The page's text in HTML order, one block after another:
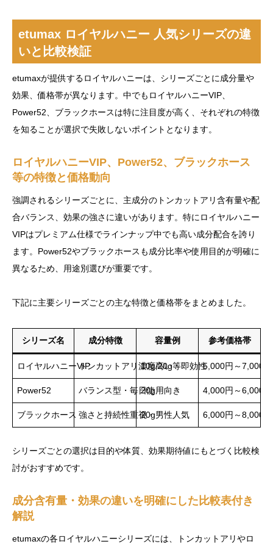
etumax ロイヤルハニー 人気シリーズの違
いと比較検証
etumaxが提供するロイヤルハニーは、シリーズごとに成分量や
効果、価格帯が異なります。中でもロイヤルハニーVIP、
Power52、ブラックホースは特に注目度が高く、それぞれの特徴
を知ることが選択で失敗しないポイントとなります。
ロイヤルハニーVIP、Power52、ブラックホース
等の特徴と価格動向
強調されるシリーズごとに、主成分のトンカットアリ含有量や配
合バランス、効果の強さに違いがあります。特にロイヤルハニー
VIPはプレミアム仕様でラインナップ中でも高い成分配合を誇り
ます。Power52やブラックホースも成分比率や使用目的が明確に
異なるため、用途別選びが重要です。
下記に主要シリーズごとの主な特徴と価格帯をまとめました。
シリーズ名 成分特徴 容量例 参考価格帯
ロイヤルハニーVIPトンカットアリ濃度高い・即効性
10g/20g等 5,000円～7,000円
Power52 バランス型・毎日使用向き
20g 4,000円～6,000円
ブラックホース 強さと持続性重視・男性人気
20g 6,000円～8,000円
シリーズごとの選択は目的や体質、効果期待値にもとづく比較検
討がおすすめです。
成分含有量・効果の違いを明確にした比較表付き
解説
etumaxの各ロイヤルハニーシリーズには、トンカットアリやロ